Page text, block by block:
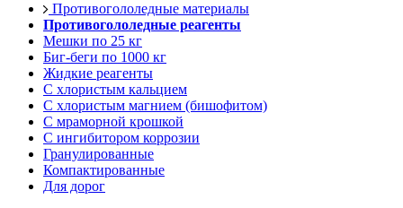
Противогололедные материалы
Противогололедные реагенты
Мешки по 25 кг
Биг-беги по 1000 кг
Жидкие реагенты
С хлористым кальцием
С хлористым магнием (бишофитом)
С мраморной крошкой
С ингибитором коррозии
Гранулированные
Компактированные
Для дорог